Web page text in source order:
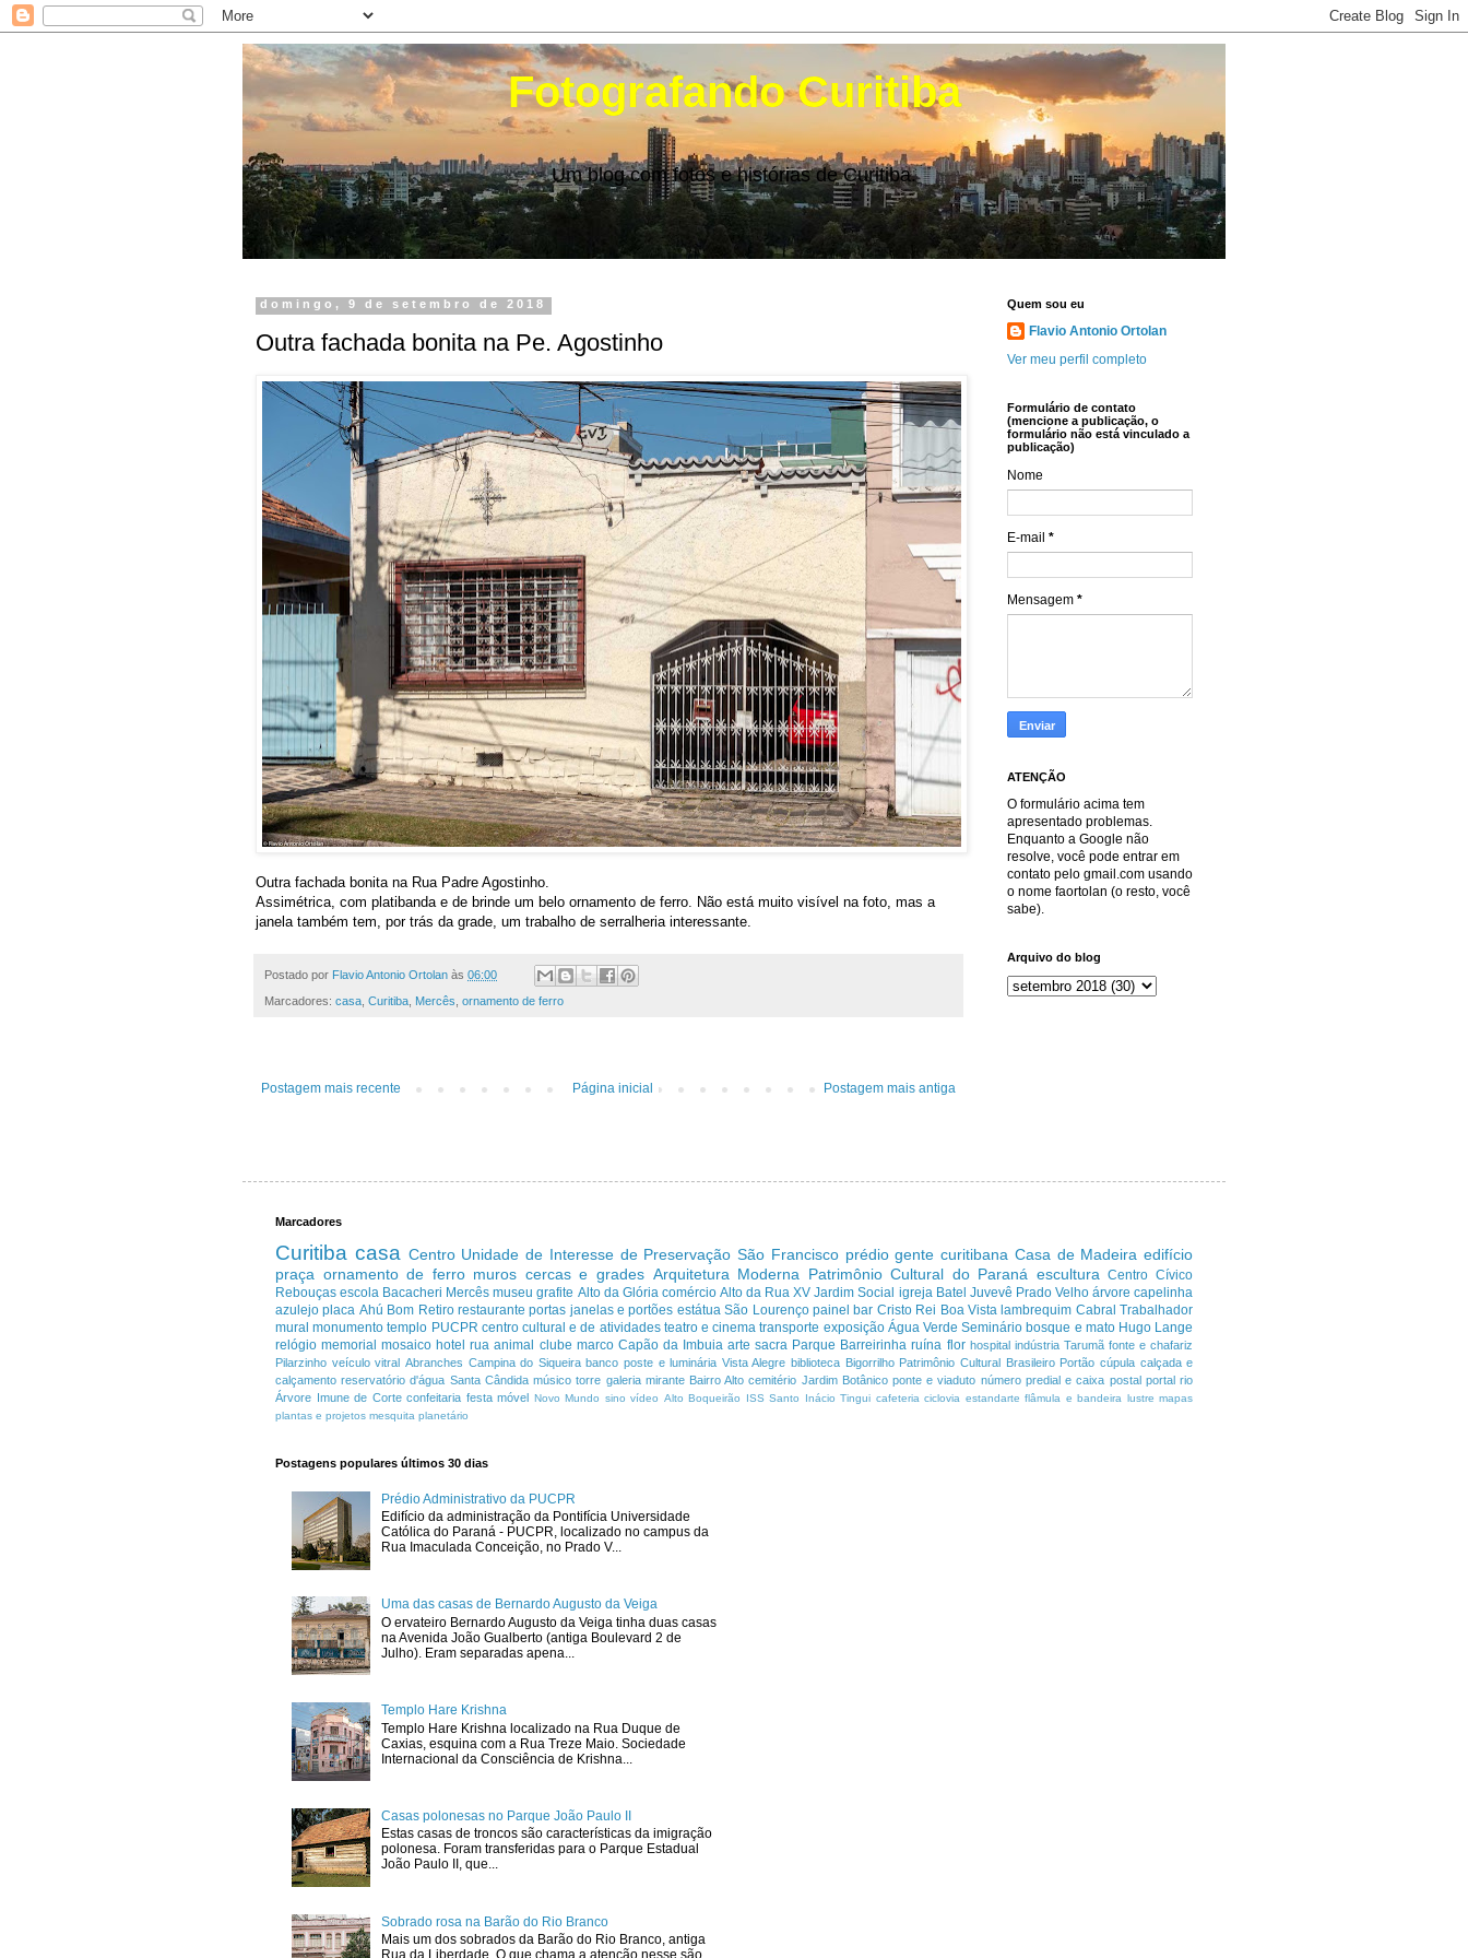
Fotografando Curitiba
Um blog com fotos e histórias de Curitiba.
domingo, 9 de setembro de 2018
Outra fachada bonita na Pe. Agostinho
Outra fachada bonita na Rua Padre Agostinho.
Assimétrica, com platibanda e de brinde um belo ornamento de ferro. Não está muito visível na foto, mas a
janela também tem, por trás da grade, um trabalho de serralheria interessante.
Postado por Flavio Antonio Ortolan às 06:00
Marcadores: casa Curitiba Mercês ornamento de ferro
Postagem mais recente Postagem mais antiga
Página inicial
Quem sou eu
Flavio Antonio Ortolan
Ver meu perfil completo
Formulário de contato
(mencione a publicação, o
formulário não está vinculado a
publicação)
Nome
E-mail *
Mensagem *
ATENÇÃO
O formulário acima tem
apresentado problemas.
Enquanto a Google não
resolve, você pode entrar em
contato pelo gmail.com usando
o nome faortolan (o resto, você
sabe).
Arquivo do blog
Marcadores
Curitiba casa Centro Unidade de Interesse de Preservação São Francisco prédio gente curitibana Casa de Madeira edifício
praça ornamento de ferro muros cercas e grades Arquitetura Moderna Patrimônio Cultural do Paraná escultura Centro Cívico
Rebouças escola Bacacheri Mercês museu grafite Alto da Glória comércio Alto da Rua XV Jardim Social igreja Batel Juvevê Prado Velho árvore capelinha
azulejo placa Ahú Bom Retiro restaurante portas janelas e portões estátua São Lourenço painel bar Cristo Rei Boa Vista lambrequim Cabral Trabalhador
mural monumento templo PUCPR centro cultural e de atividades teatro e cinema transporte exposição Água Verde Seminário bosque e mato Hugo Lange
relógio memorial mosaico hotel rua animal clube marco Capão da Imbuia arte sacra Parque Barreirinha ruína flor hospital indústria Tarumã fonte e chafariz
Pilarzinho veículo vitral Abranches Campina do Siqueira banco poste e luminária Vista Alegre biblioteca Bigorrilho Patrimônio Cultural Brasileiro Portão cúpula calçada e
calçamento reservatório d'água Santa Cândida músico torre galeria mirante Bairro Alto cemitério Jardim Botânico ponte e viaduto número predial e caixa postal portal rio
Árvore Imune de Corte confeitaria festa móvel Novo Mundo sino vídeo Alto Boqueirão ISS Santo Inácio Tingui cafeteria ciclovia estandarte flâmula e bandeira lustre mapas
plantas e projetos mesquita planetário
Postagens populares últimos 30 dias
Prédio Administrativo da PUCPR
Edifício da administração da Pontifícia Universidade
Católica do Paraná - PUCPR, localizado no campus da
Rua Imaculada Conceição, no Prado V...
Uma das casas de Bernardo Augusto da Veiga
O ervateiro Bernardo Augusto da Veiga tinha duas casas
na Avenida João Gualberto (antiga Boulevard 2 de
Julho). Eram separadas apena...
Templo Hare Krishna
Templo Hare Krishna localizado na Rua Duque de
Caxias, esquina com a Rua Treze Maio. Sociedade
Internacional da Consciência de Krishna...
Casas polonesas no Parque João Paulo II
Estas casas de troncos são características da imigração
polonesa. Foram transferidas para o Parque Estadual
João Paulo II, que...
Sobrado rosa na Barão do Rio Branco
Mais um dos sobrados da Barão do Rio Branco, antiga
Rua da Liberdade. O que chama a atenção nesse são